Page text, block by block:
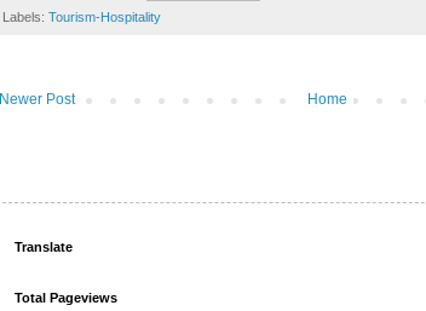
Labels: Tourism-Hospitality
Newer Post Home
Translate
Total Pageviews